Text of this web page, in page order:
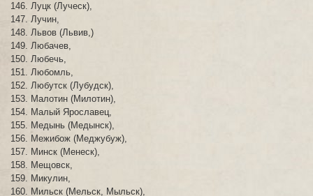
Луцк (Луческ),
Лучин,
Львов (Львив,)
Любачев,
Любечь,
Любомль,
Любутск (Лубудск),
Малотин (Милотин),
Малый Ярославец,
Медынь (Медынск),
Межибож (Меджубуж),
Минск (Менеск),
Мещовск,
Микулин,
Мильск (Мельск, Мыльск),